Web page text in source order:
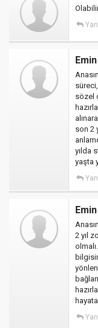
sözel
son 2
yılda
yaşta
2 yıl